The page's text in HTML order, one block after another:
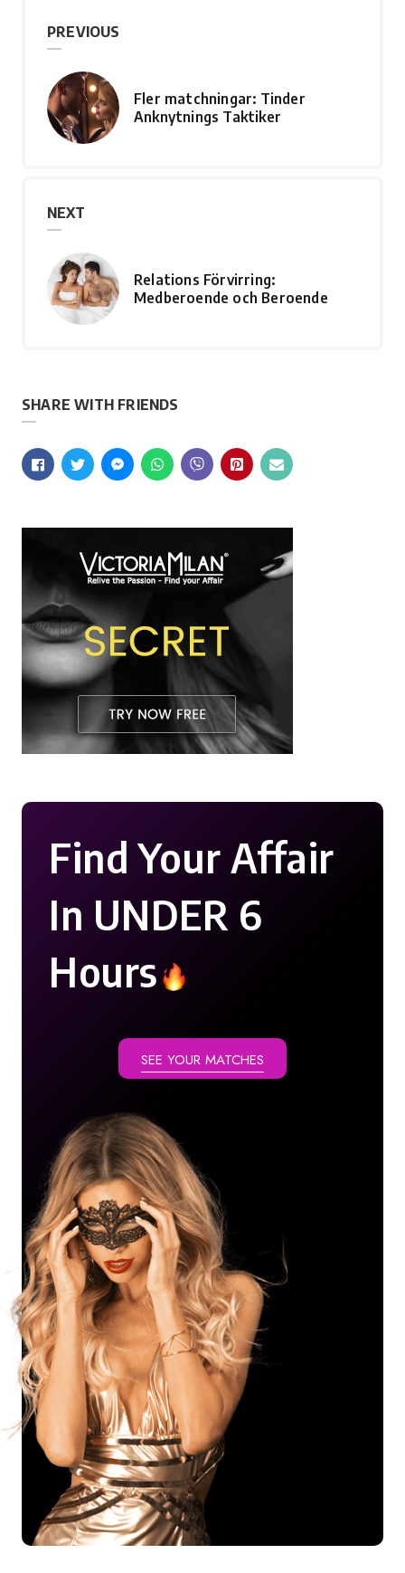
PREVIOUS
Fler matchningar: Tinder
Anknytnings Taktiker
NEXT
Relations Förvirring:
Medberoende och Beroende
SHARE WITH FRIENDS
Find Your Affair
In UNDER 6
Hours
SEE YOUR MATCHES